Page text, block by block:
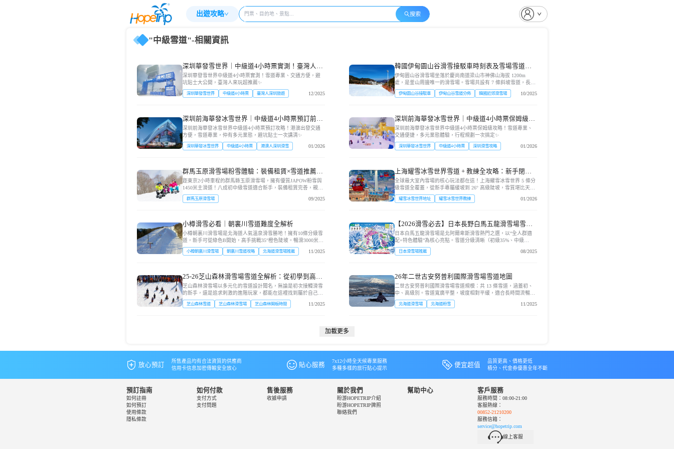
出遊攻略 搜索
"中級雪道"-相關資訊
深圳華發雪世界｜中級道4小時票實測！臺灣人來
玩必避這些坑🤯
深圳華發雪世界中級道4小時票實測！雪道專業、交通方便，避
坑貼士大公開，臺灣人來玩超推薦✨
深圳華發雪世界 中級道4小時票 臺灣人深圳旅遊 12/2025
韓國伊甸園山谷滑雪接駁車時刻表及雪場雪道介
紹
伊甸園山谷滑雪場坐落於慶尚南道梁山市神佛山海拔 1200m
處，是釜山周邊唯一的滑雪場。雪場共設有 7 條斜坡雪道，長度
在 450m 至 1.5KM 之間，涵蓋不同難度等級，滿足各類滑...
伊甸園山谷接駁車 伊甸山谷雪道分佈 韓國近郊滑雪場 10/2025
深圳前海華發冰雪世界｜中級道4小時票預訂前必
睇！港澳人去超抵✨
深圳前海華發冰雪世界中級道4小時票預訂攻略！港澳出發交通
方便，雪道專業，仲有多元業態，避坑貼士一次講清✨
深圳華發冰雪世界 中級道4小時票 港澳人深圳滑雪 01/2026
深圳前海華發冰雪世界｜中級道4小時票保姆級攻
略！行程規劃+亮點總結✨
深圳前海華發冰雪世界中級道4小時票保姆級攻略！雪道專業、
交通便捷，多元業態體驗，行程規劃一次搞定✨
深圳華發冰雪世界 中級道4小時票 深圳滑雪攻略 01/2026
群馬玉原滑雪場粉雪體驗：裝備租賃×雪道推薦×
親子滑雪攻略
距東京2小時車程的群馬縣玉原滑雪場，擁有優質JAPOW粉雪與
1450米主滑道！八成初中級雪道適合新手，裝備租賃完善，親子
戲雪區免費，今冬滑雪絕佳選擇！
群馬玉原滑雪場 09/2025
上海耀雪冰雪世界雪道 + 教練全攻略：新手閉眼
沖，大神盡情炫！
全球最大室內雪場的核心玩法都在這！上海耀雪冰雪世界 5 條分
級雪道全覆蓋，從新手專屬緩坡到 26° 高級陡坡，雪質堪比天然
粉雪。國家隊退役教練、國職認證教練坐鎮，解鎖私...
耀雪冰雪世界地址 耀雪冰雪世界教練 01/2026
小樽滑雪必看｜朝裏川雪道難度全解析
小樽朝裏川滑雪場是北海道人氣溫泉滑雪勝地！擁有10條分級雪
道，新手可從綠色B開始，高手挑戰35°橙色陡坡。暢滑3000米長
距離雪道，穿越粉雪樹林區，還能俯瞰日本海。完善的...
小樽朝裏川滑雪場 朝裏川雪道攻略 北海道滑雪場推薦 11/2025
【2026滑雪必去】日本長野白馬五龍滑雪場雪道
介紹：全人群天堂+夜滑野雪！（含白馬五龍滑雪
場地圖）
日本白馬五龍滑雪場是北阿爾卑斯滑雪熱門之選，以“全人群適
配+特色體驗”為核心亮點。雪道分級清晰（初級35%、中級
40%、高級25%），兼顧新手與高手。三大雪區各具特色：阿...
日本滑雪場推薦 08/2025
25-26芝山森林滑雪場雪道全解析：從初學到高
手，挑戰你的雪感極限！
芝山森林滑雪場以多元化的雪道設計聞名，無論是初次接觸滑雪
的新手，還是追求刺激的進階玩家，都能在這裡找到屬於自己的
馳騁舞臺。以下為你詳細剖析各雪道特色，助你精準選...
芝山森林雪道 芝山森林滑雪場 芝山森林開板時間 11/2025
26年二世古安努普利國際滑雪場雪道地圖
二世古安努普利國際滑雪場雪道規模：共 13 條雪道，涵蓋初、
中、高級別。雪道寬廣平整，坡度相對平緩，適合長時間流暢滑
行。周邊森林環繞，部分雪道可欣賞羊蹄山景觀。因位...
北海道滑雪場 北海道粉雪 11/2025
加載更多
放心預訂
所售產品均有合法資質的供應商
信用卡信息加密傳輸安全放心
貼心服務
7x12小時全天候專業服務
多種多樣的旅行貼心提示
便宜超值
品質更高、價格更低
積分、代金券優惠全年不斷
預訂指南
如何註冊
如何預訂
使用條款
隱私條款
如何付款
支付方式
支付問題
售後服務
收據申請
關於我們
盼游HOPETRIP介紹
盼游HOPETRIP牌照
聯絡我們
幫助中心 客戶服務
服務時間：08:00-21:00
客服熱線：
00852-21210200
服務信箱：
service@hopetrip.com
線上客服